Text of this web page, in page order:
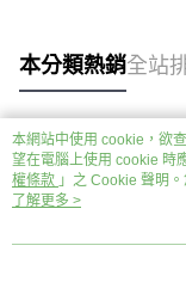
本分類熱銷全站
熱門標籤
本網站中使用 cookie，欲
望在電腦上使用 cookie 時
權條款 」之 Cookie 聲明
用條款之 Cookie 聲明使用
了解更多 >